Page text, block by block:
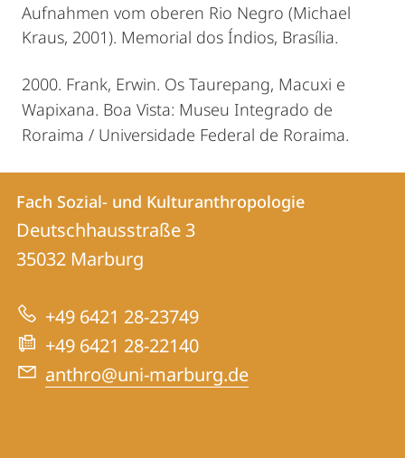
Aufnahmen vom oberen Rio Negro (Michael
Kraus, 2001). Memorial dos Índios, Brasília.
2000. Frank, Erwin. Os Taurepang, Macuxi e
Wapixana. Boa Vista: Museu Integrado de
Roraima / Universidade Federal de Roraima.
Kontakt
und
Informationen
zur
Website
Kontaktinformationen
Fach
Sozial-
und
Kulturanthropologie
Fach Sozial- und Kulturanthropologie
Deutschhausstraße 3
35032 Marburg
+49 6421 28-23749
+49 6421 28-22140
anthro@uni-marburg.de